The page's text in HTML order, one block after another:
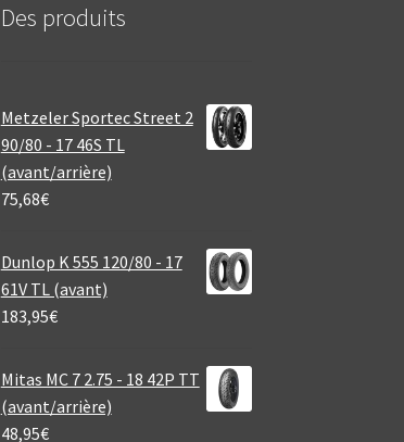
Des produits
Metzeler Sportec Street 2
90/80 - 17 46S TL
(avant/arrière)
75,68€
Dunlop K 555 120/80 - 17
61V TL (avant)
183,95€
Mitas MC 7 2.75 - 18 42P TT
(avant/arrière)
48,95€